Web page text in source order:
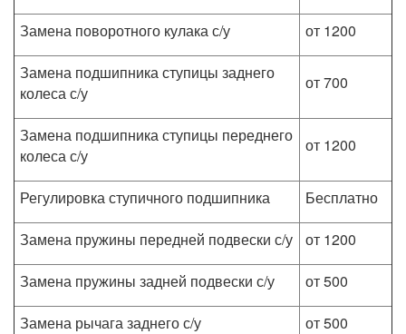
Замена поворотного кулака с/у
от 1200
Замена подшипника ступицы заднего
колеса с/у
от 700
Замена подшипника ступицы переднего
колеса с/у
от 1200
Регулировка ступичного подшипника
Бесплатно
Замена пружины передней подвески с/у
от 1200
Замена пружины задней подвески с/у
от 500
Замена рычага заднего с/у
от 500